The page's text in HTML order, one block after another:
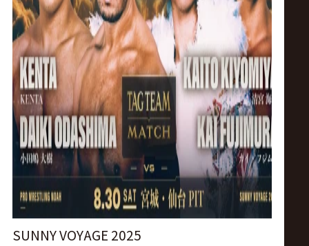
SUNNY VOYAGE 2025